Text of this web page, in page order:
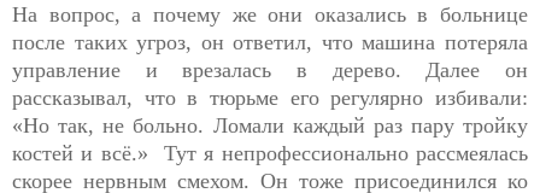
На вопрос, а почему же они оказались в больнице
после таких угроз, он ответил, что машина потеряла
управление и врезалась в дерево. Далее он
рассказывал, что в тюрьме его регулярно избивали:
«Но так, не больно. Ломали каждый раз пару тройку
костей и всё.» Тут я непрофессионально рассмеялась
скорее нервным смехом. Он тоже присоединился ко